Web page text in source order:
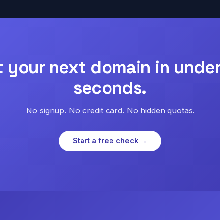
your next domain in
seconds.
No signup. No credit card. No hidden quotas.
Start a free check →